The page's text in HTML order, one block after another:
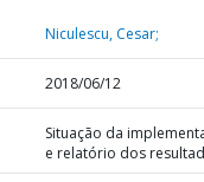
Niculescu, Cesar;
2018/06/12
Situação da
e relatório dos